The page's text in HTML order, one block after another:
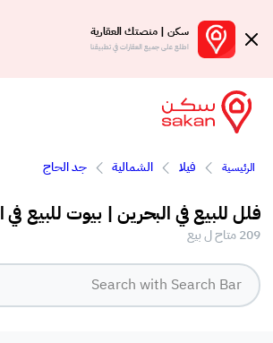
سكن | منصتك العقارية
اطلع على جميع العقارات في تطبيقنا
بالعمولة
الرئيسية فيلا الشمالية جد الحاج
فلل للبيع في البحرين | بيوت للبيع في
209 متاح ل بيع